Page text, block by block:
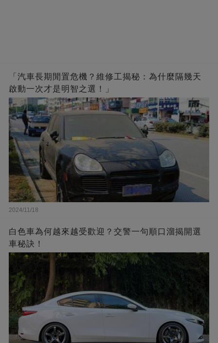
「汽車長期閒置危機？維修工揭秘：為什麼隔幾天
啟動一次才是明智之選！」
2024/11/18
白色車為何越來越受歡迎？交警一句順口溜揭開選
車秘訣！